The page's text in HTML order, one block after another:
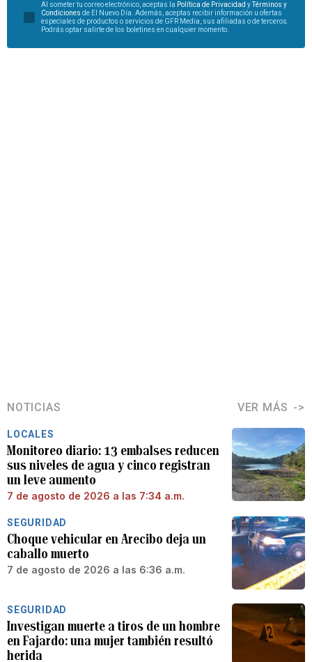
Al someter tu correo electrónico, aceptas la Política de Privacidad y
Términos y
Condiciones de El Nuevo Día. Además, aceptas recibir información u ofertas
especiales de productos o servicios de GFR Media, sus afiliadas o de terceros.
Podrás optar salirte de los boletines en cualquier momento.
NOTICIAS VER MÁS
LOCALES
Monitoreo diario: 13 embalses reducen
sus niveles de agua y cinco registran
un leve aumento
7 de agosto de 2026 a las 7:34 a.m.
SEGURIDAD
Choque vehicular en Arecibo deja un
caballo muerto
7 de agosto de 2026 a las 6:36 a.m.
SEGURIDAD
Investigan muerte a tiros de un hombre
en Fajardo: una mujer también resultó
herida